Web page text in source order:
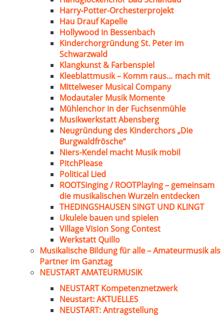
Harry-Potter-Orchesterprojekt
Hau Drauf Kapelle
Hollywood in Bessenbach
Kinderchorgründung St. Peter im
Schwarzwald
Klangkunst & Farbenspiel
Kleeblattmusik – Komm raus… mach mit
Mittelweser Musical Company
Modautaler Musik Momente
Mühlenchor in der Fuchsenmühle
Musikwerkstatt Abensberg
Neugründung des Kinderchors „Die
Burgwaldfrösche“
Niers-Kendel macht Musik mobil
PitchPlease
Political Lied
ROOTSinging / ROOTPlaying – gemeinsam
die musikalischen Wurzeln entdecken
THEDINGSHAUSEN SINGT UND KLINGT
Ukulele bauen und spielen
Village Vision Song Contest
Werkstatt Quillo
Musikalische Bildung für alle – Amateurmusik als
Partner im Ganztag
NEUSTART AMATEURMUSIK
NEUSTART Kompetenznetzwerk
Neustart: AKTUELLES
NEUSTART: Antragstellung